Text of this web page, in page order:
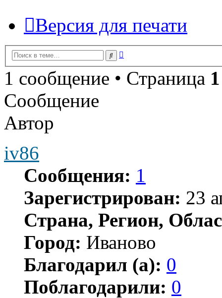
Версия для печати
Поиск
1 сообщение • Страница 1
Сообщение
Автор
iv86
Сообщения: 1
Зарегистрирован: 23
Страна, Регион,
Город: Иваново
Благодарил (а): 0
Поблагодарили: 0